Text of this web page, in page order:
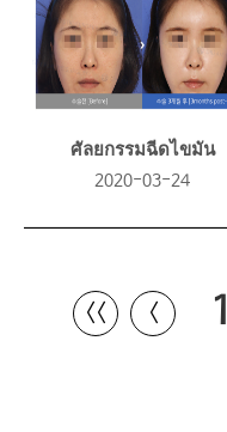
ศัลยกรรมฉีดไขมัน
2020-03-24
〈〈 〈 1